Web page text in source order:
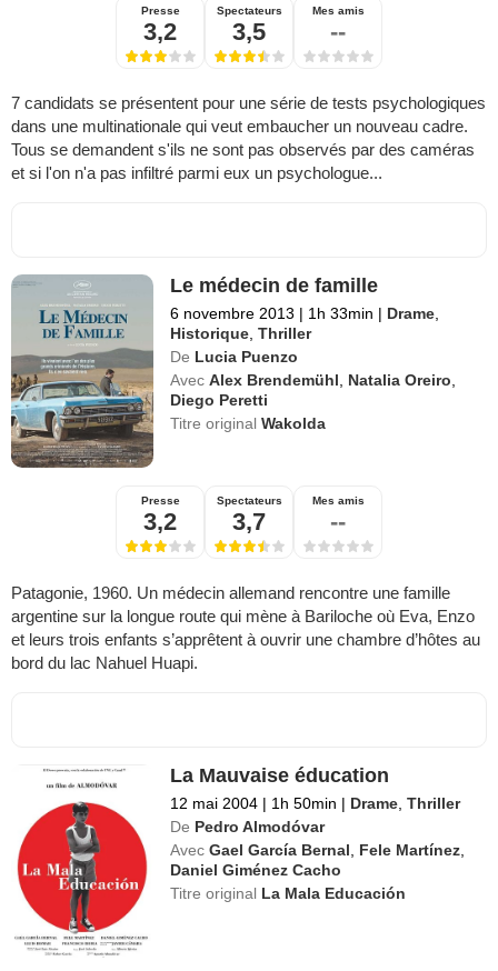
Presse
3,2
Spectateurs
3,5
Mes amis
--
7 candidats se présentent pour une série de tests psychologiques
dans une multinationale qui veut embaucher un nouveau cadre.
Tous se demandent s'ils ne sont pas observés par des caméras
et si l'on n'a pas infiltré parmi eux un psychologue...
Le médecin de famille
6 novembre 2013 | 1h 33min | Drame
Historique ,Thriller
De Lucia Puenzo
Avec Alex Brendemühl Natalia Oreiro
Diego Peretti
Titre originalWakolda
Presse
3,2
Spectateurs
3,7
Mes amis
--
Patagonie, 1960. Un médecin allemand rencontre une famille
argentine sur la longue route qui mène à Bariloche où Eva, Enzo
et leurs trois enfants s’apprêtent à ouvrir une chambre d’hôtes au
bord du lac Nahuel Huapi.
La Mauvaise éducation
12 mai 2004 | 1h 50min | Drame ,Thriller
De Pedro Almodóvar
Avec Gael García Bernal Fele Martínez
Daniel Giménez Cacho
Titre original La Mala Educación